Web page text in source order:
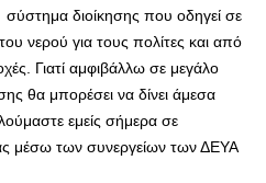
διοίκησης που οδηγεί σε
νερού για τους πολίτες και από
Γιατί αμφιβάλλω σε μεγάλο
θα μπορέσει να δίνει άμεσα
εμείς σήμερα σε
μέσω των συνεργείων των ΔΕΥΑ